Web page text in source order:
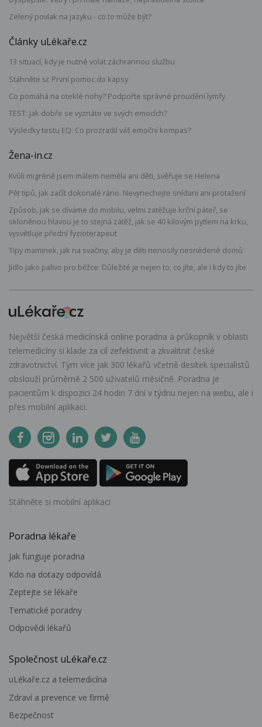
Zelený povlak na jazyku - co to může být?
Články uLékaře.cz
13 situací, kdy je nutné volat záchrannou službu
Stáhněte si: První pomoc do kapsy
Co pomáhá na oteklé nohy? Podpořte správné proudění lymfy
TEST: Jak dobře se vyznáte ve svých emocích?
Výsledky testu EQ: Co prozradil váš emoční kompas?
Žena-in.cz
Kvůli migréně jsem málem neměla ani děti, svěřuje se Helena
Pět tipů, jak začít dokonalé ráno. Nevynechejte snídani ani protažení
Způsob, jak se díváme do mobilu, velmi zatěžuje krční páteř, se
skloněnou hlavou je to stejná zátěž, jak se 40 kilovým pytlem na krku,
vysvětluje přední fyzioterapeut
Tipy maminek, jak na svačiny, aby je děti nenosily nesnědené domů
Jídlo jako palivo pro běžce: Důležité je nejen to, co jíte, ale i kdy to jíte
Největší česká medicínská online poradna a průkopník v oblasti
telemedicíny si klade za cíl zefektivnit a zkvalitnit české
zdravotnictví. Tým více jak 300 lékařů včetně desítek specialistů
obslouží průměrně 2 500 uživatelů měsíčně. Poradna je
pacientům k dispozici 24 hodin 7 dní v týdnu nejen na webu, ale i
přes mobilní aplikaci.
Stáhněte si mobilní aplikaci
Poradna lékaře
Jak funguje poradna
Kdo na dotazy odpovídá
Zeptejte se lékaře
Tematické poradny
Odpovědi lékařů
Společnost uLékaře.cz
uLékaře.cz a telemedicína
Zdraví a prevence ve firmě
Bezpečnost